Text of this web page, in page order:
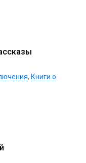
, Книги о